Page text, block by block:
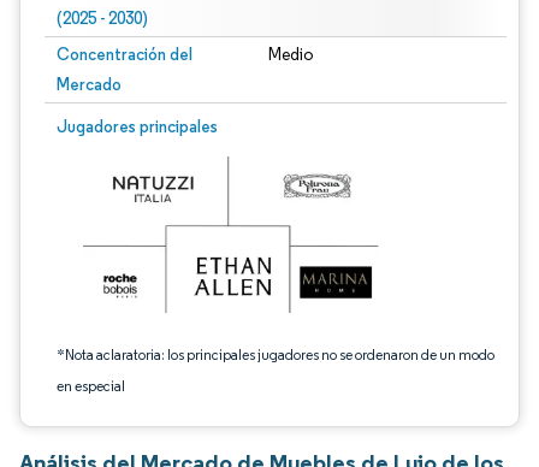
(2025 - 2030)
Concentración del
Mercado
Medio
Jugadores principales
*Nota aclaratoria: los principales jugadores no se ordenaron de un modo
en especial
Imagen © Mordor Intelligence. El uso requiere atribución según CC BY 4.0.